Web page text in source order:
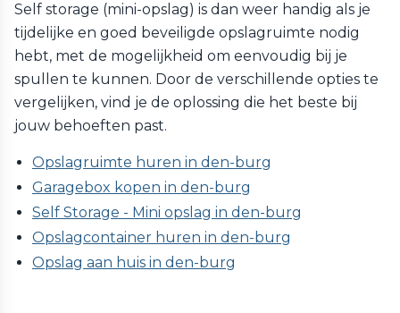
Self storage (mini-opslag) is dan weer handig als je
tijdelijke en goed beveiligde opslagruimte nodig
hebt, met de mogelijkheid om eenvoudig bij je
spullen te kunnen. Door de verschillende opties te
vergelijken, vind je de oplossing die het beste bij
jouw behoeften past.
Opslagruimte huren in den-burg
Garagebox kopen in den-burg
Self Storage - Mini opslag in den-burg
Opslagcontainer huren in den-burg
Opslag aan huis in den-burg